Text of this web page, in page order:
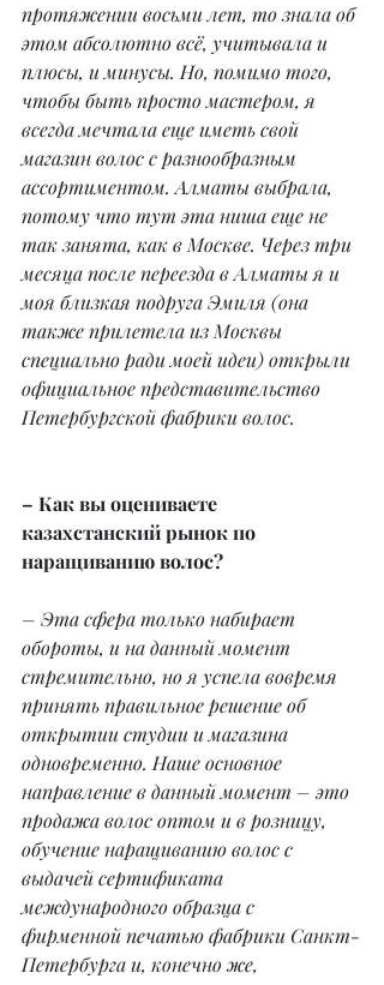
протяжении восьми лет, то знала об
этом абсолютно всё, учитывала и
плюсы, и минусы. Но, помимо того,
чтобы быть просто мастером, я
всегда мечтала еще иметь свой
магазин волос с разнообразным
ассортиментом. Алматы выбрала,
потому что тут эта ниша еще не
так занята, как в Москве. Через три
месяца после переезда в Алматы я и
моя близкая подруга Эмиля (она
также прилетела из Москвы
специально ради моей идеи) открыли
официальное представительство
Петербургской фабрики волос.
– Как вы оцениваете
казахстанский рынок по
наращиванию волос?
– Эта сфера только набирает
обороты, и на данный момент
стремительно, но я успела вовремя
принять правильное решение об
открытии студии и магазина
одновременно. Наше основное
направление в данный момент – это
продажа волос оптом и в розницу,
обучение наращиванию волос с
выдачей сертификата
международного образца с
фирменной печатью фабрики Санкт-
Петербурга и, конечно же,